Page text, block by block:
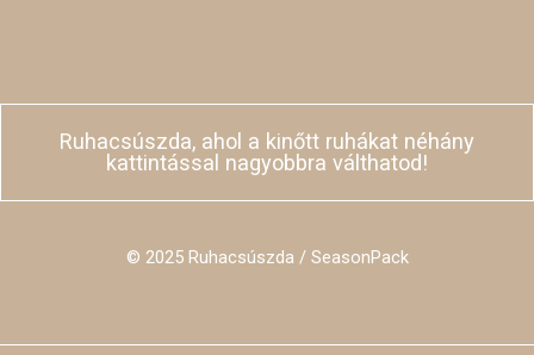
Ruhacsúszda, ahol a kinőtt ruhákat néhány
kattintással nagyobbra válthatod!
© 2025 Ruhacsúszda / SeasonPack